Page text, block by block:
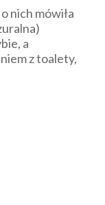
nich mówiła
a
z toalety,